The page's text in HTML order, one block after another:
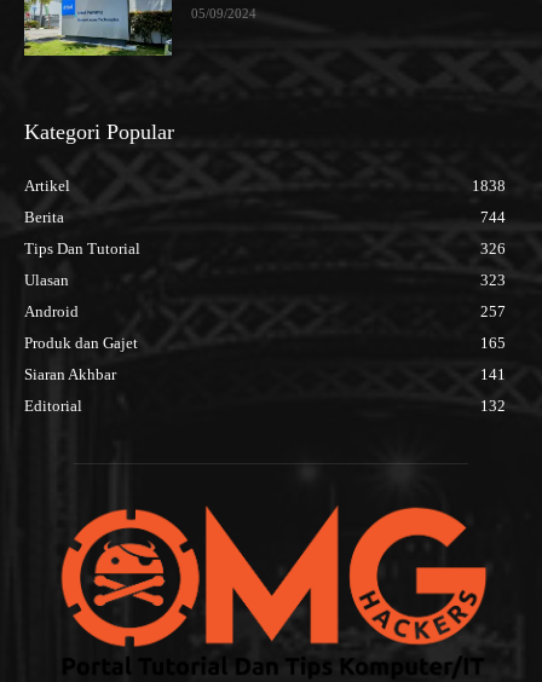
05/09/2024
Kategori Popular
Artikel
1838
Berita
744
Tips Dan Tutorial
326
Ulasan
323
Android
257
Produk dan Gajet
165
Siaran Akhbar
141
Editorial
132